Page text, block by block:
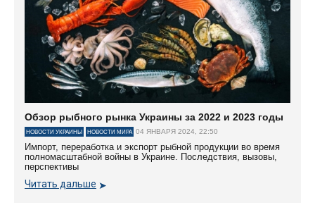
Обзор рыбного рынка Украины за 2022 и 2023 годы
НОВОСТИ УКРАИНЫ НОВОСТИ МИРА 04 ЯНВАРЯ 2024, 22:50
Импорт, переработка и экспорт рыбной продукции во время
полномасштабной войны в Украине. Последствия, вызовы,
перспективы
Читать дальше